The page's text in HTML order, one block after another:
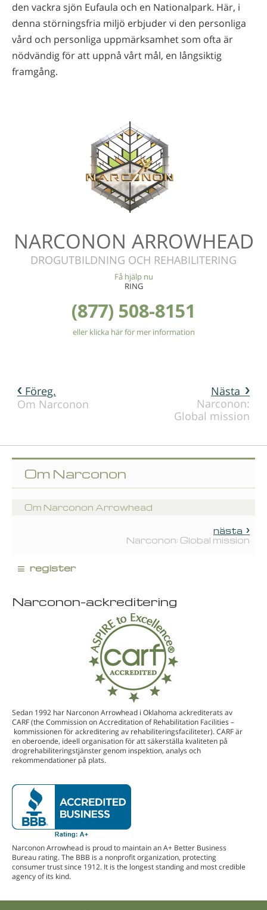
den vackra sjön Eufaula och en Nationalpark. Här, i
denna störningsfria miljö erbjuder vi den personliga
vård och personliga uppmärksamhet som ofta är
nödvändig för att uppnå vårt mål, en långsiktig
framgång.
NARCONON ARROWHEAD
DROGUTBILDNING OCH REHABILITERING
Få hjälp nu
RING
(877) 508-8151
eller klicka här för mer information
Nästa
Narconon:
Global mission
Föreg.
Om Narconon
Om Narconon
Om Narconon Arrowhead
nästa
Narconon: Global mission
≡ register
Narconon-ackreditering
Sedan 1992 har Narconon Arrowhead i Oklahoma ackrediterats av
CARF (the Commission on Accreditation of Rehabilitation Facilities –
kommissionen för ackreditering av rehabiliteringsfaciliteter). CARF är
en oberoende, ideell organisation för att säkerställa kvaliteten på
drogrehabiliteringstjänster genom inspektion, analys och
rekommendationer på plats.
Narconon Arrowhead is proud to maintain an A+ Better Business
Bureau rating. The BBB is a nonprofit organization, protecting
consumer trust since 1912. It is the longest standing and most credible
agency of its kind.